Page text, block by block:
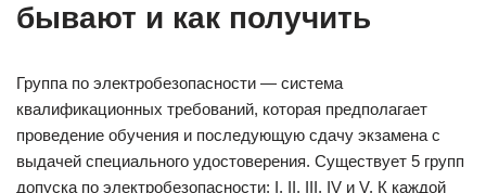
бывают и как получить
Группа по электробезопасности — система
квалификационных требований, которая предполагает
проведение обучения и последующую сдачу экзамена с
выдачей специального удостоверения. Существует 5 групп
допуска по электробезопасности: I, II, III, IV и V. К каждой